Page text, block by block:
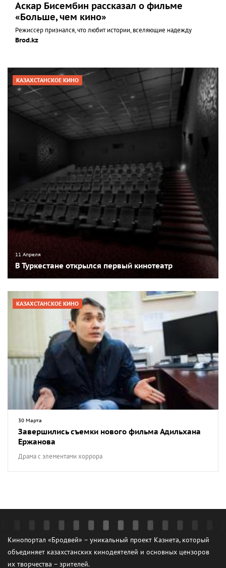
Аскар Бисембин рассказал о фильме
«Больше, чем кино»
Режиссер признался, что любит истории, вселяющие надежду
Brod.kz
КАЗАХСТАНСКОЕ КИНО
11 Апреля
В Туркестане открылся первый кинотеатр
КАЗАХСТАНСКОЕ КИНО
30 Марта
Завершились съемки нового фильма Адильхана
Ержанова
Драма с элементами хоррора
Кинопортал «Бродвей» – уникальный проект Казнета, который
объединяет казахстанских кинодеятелей и основных цензоров
их творчества – зрителей.